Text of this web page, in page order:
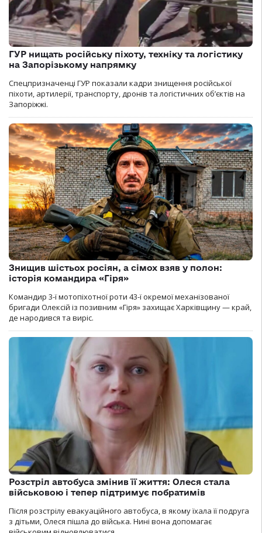
ГУР нищать російську піхоту, техніку та логістику
на Запорізькому напрямку
Спецпризначенці ГУР показали кадри знищення російської
піхоти, артилерії, транспорту, дронів та логістичних об’єктів на
Запоріжжі.
Знищив шістьох росіян, а сімох взяв у полон:
історія командира «Гіря»
Командир 3-ї мотопіхотної роти 43-ї окремої механізованої
бригади Олексій із позивним «Гіря» захищає Харківщину — край,
де народився та виріс.
Розстріл автобуса змінив її життя: Олеся стала
військовою і тепер підтримує побратимів
Після розстрілу евакуаційного автобуса, в якому їхала її подруга
з дітьми, Олеся пішла до війська. Нині вона допомагає